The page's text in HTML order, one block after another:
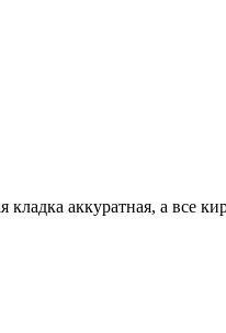
аккуратная, а все